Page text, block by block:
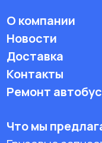
О компании
Новости
Доставка
Контакты
Ремонт
Что мы